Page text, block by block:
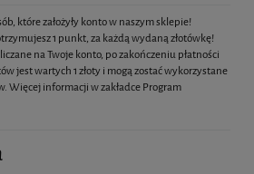
które założyły konto w naszym sklepie!
1 punkt, za każdą wydaną złotówkę!
na Twoje konto, po zakończeniu płatności
jest wartych 1 złoty i mogą zostać wykorzystane
Więcej informacji w zakładce Program